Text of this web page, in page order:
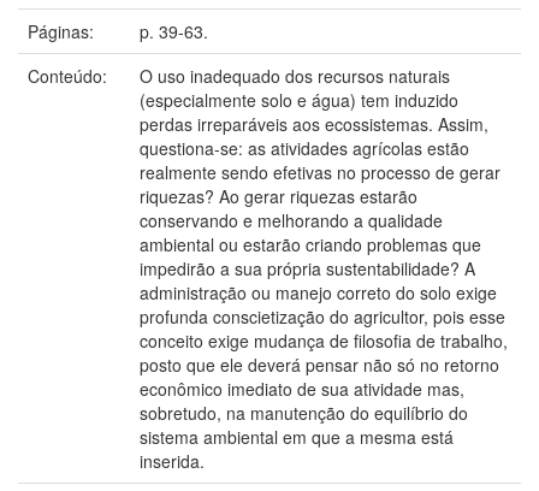
Páginas:
p. 39-63.
Conteúdo:
O uso inadequado dos recursos naturais
(especialmente solo e água) tem induzido
perdas irreparáveis aos ecossistemas. Assim,
questiona-se: as atividades agrícolas estão
realmente sendo efetivas no processo de gerar
riquezas? Ao gerar riquezas estarão
conservando e melhorando a qualidade
ambiental ou estarão criando problemas que
impedirão a sua própria sustentabilidade? A
administração ou manejo correto do solo exige
profunda conscietização do agricultor, pois esse
conceito exige mudança de filosofia de trabalho,
posto que ele deverá pensar não só no retorno
econômico imediato de sua atividade mas,
sobretudo, na manutenção do equilíbrio do
sistema ambiental em que a mesma está
inserida.